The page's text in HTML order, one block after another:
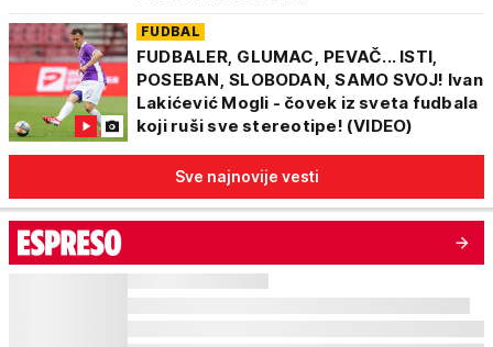
FUDBAL
FUDBALER, GLUMAC, PEVAČ... ISTI,
POSEBAN, SLOBODAN, SAMO SVOJ! Ivan
Lakićević Mogli - čovek iz sveta fudbala
koji ruši sve stereotipe! (VIDEO)
Sve najnovije vesti